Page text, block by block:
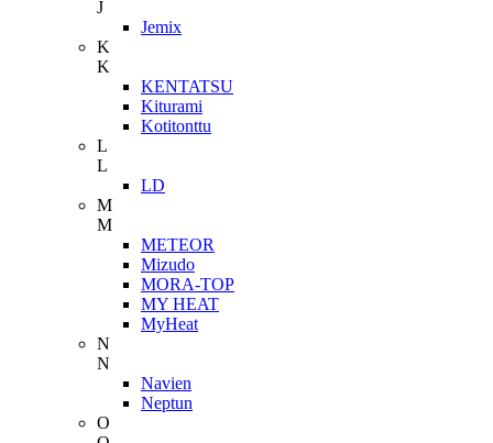
J
Jemix
K
K
KENTATSU
Kiturami
Kotitonttu
L
L
LD
M
M
METEOR
Mizudo
MORA-TOP
MY HEAT
MyHeat
N
N
Navien
Neptun
O